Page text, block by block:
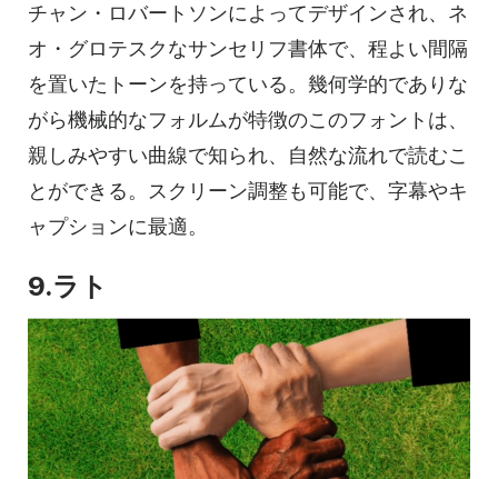
チャン・ロバートソンによってデザインされ、ネ
オ・グロテスクなサンセリフ書体で、程よい間隔
を置いたトーンを持っている。幾何学的でありな
がら機械的なフォルムが特徴のこのフォントは、
親しみやすい曲線で知られ、自然な流れで読むこ
とができる。スクリーン調整も可能で、字幕やキ
ャプションに最適。
9.ラト